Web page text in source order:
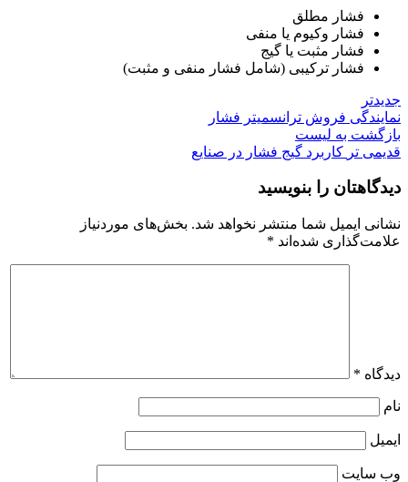
فشار مطلق
فشار وکیوم یا منفی
فشار مثبت یا گیج
فشار ترکیبی (شامل فشار منفی و مثبت)
جدیدتر
نمایندگی فروش ترانسمیتر فشار
بازگشت به لیست
قدیمی تر کاربرد گیج فشار در صنایع
دیدگاهتان را بنویسید
نشانی ایمیل شما منتشر نخواهد شد. بخش‌های موردنیاز
علامت‌گذاری شده‌اند *
دیدگاه *
نام
ایمیل
وب‌ سایت